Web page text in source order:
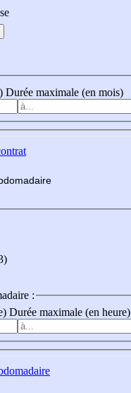
Durée maximale (en mois)
madaire
:
Durée maximale (en heure)